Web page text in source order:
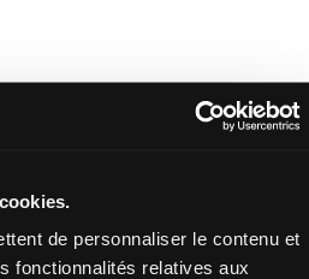
de personnaliser le contenu et
fonctionnalités relatives aux